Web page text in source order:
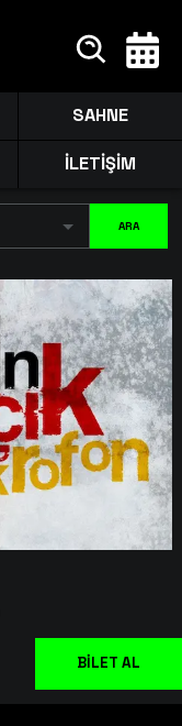
SAHNE
İLETİŞİM
ARA
BİLET AL